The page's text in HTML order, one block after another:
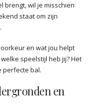
brengt, wil je misschien
staat om zijn
en wat jou helpt
speelstijl heb jij? Het
perfecte bal.
en